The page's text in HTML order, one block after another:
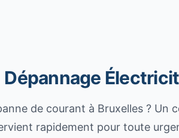
Dépannage
de courant à Bruxelles ? Un
rapidement pour toute